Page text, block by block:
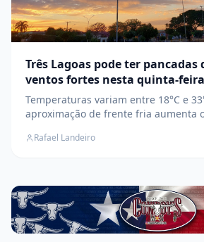
Três Lagoas pode ter pancadas
ventos fortes nesta quinta-feira
Temperaturas variam entre 18°C e
aproximação de frente fria aumenta
leste de MS
Rafael Landeiro